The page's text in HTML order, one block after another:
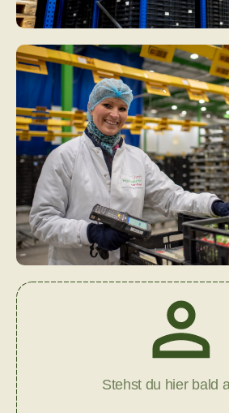
Stehst du hier bald